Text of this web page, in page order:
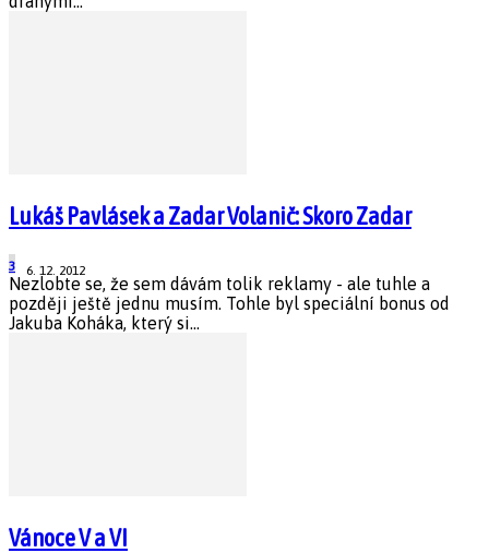
Lukáš Pavlásek a Zadar Volanič: Skoro Zadar
6. 12. 2012
3
Nezlobte se, že sem dávám tolik reklamy - ale tuhle a
později ještě jednu musím. Tohle byl speciální bonus od
Jakuba Koháka, který si...
Vánoce V a VI